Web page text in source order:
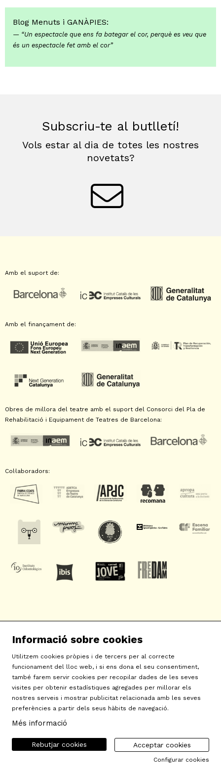
Blog Menuts i GANÀPIES:
“Un espectacle que ens fa bategar el cor, perquè es veu que
és un espectacle fet amb el cor”
Subscriu-te al butlletí!
Vols estar al dia de totes les nostres
novetats?
Amb el suport de:
Amb el finançament de:
Obres de millora del teatre amb el suport del Consorci del Pla de
Rehabilitació i Equipament de Teatres de Barcelona:
Col·laboradors:
SAT! Sant Andreu Teatre
c/ Neopàtria, 54
08030 Barcelona
info@sat-teatre.cat | 933457930
Sitemap | Avís Legal | Ús de Cookies | Contactar
Política de privacitat
Informació sobre cookies
Utilitzem cookies pròpies i de tercers per al correcte
funcionament del lloc web, i si ens dona el seu consentiment,
també farem servir cookies per recopilar dades de les seves
visites per obtenir estadístiques agregades per millorar els
nostres serveis i mostrar publicitat relacionada amb les seves
preferències a partir dels seus hàbits de navegació.
Més informació
Acceptar cookies
Rebutjar cookies
Configurar cookies